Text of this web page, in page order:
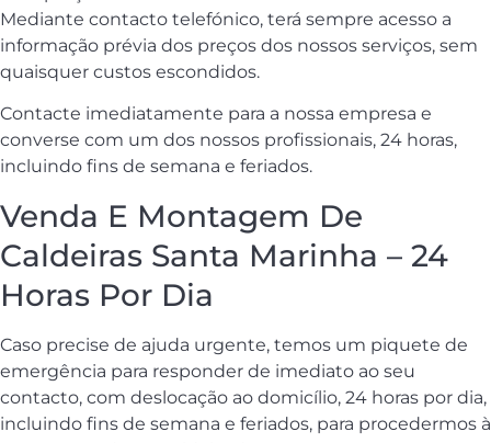
Mediante contacto telefónico, terá sempre acesso a
informação prévia dos preços dos nossos serviços, sem
quaisquer custos escondidos.
Contacte imediatamente para a nossa empresa e
converse com um dos nossos profissionais, 24 horas,
incluindo fins de semana e feriados.
Venda E Montagem De
Caldeiras Santa Marinha – 24
Horas Por Dia
Caso precise de ajuda urgente, temos um piquete de
emergência para responder de imediato ao seu
contacto, com deslocação ao domicílio, 24 horas por dia,
incluindo fins de semana e feriados, para procedermos à